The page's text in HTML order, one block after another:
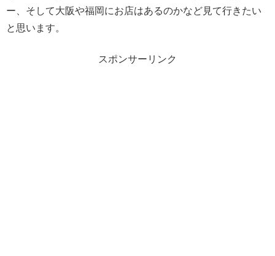
ー、そして大阪や福岡にお店はあるのかなど見て行きたい
と思います。
スポンサーリンク